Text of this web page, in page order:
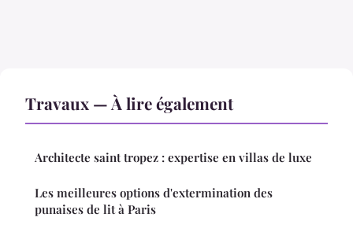
Travaux — À lire également
Architecte saint tropez : expertise en villas de luxe
Les meilleures options d'extermination des
punaises de lit à Paris